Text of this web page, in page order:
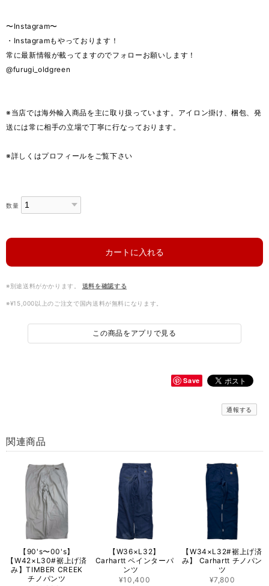
〜Instagram〜
・Instagramもやっております！
常に最新情報が載ってますのでフォローお願いします！
@furugi_oldgreen
※当店では海外輸入商品を主に取り扱っています。アイロン掛け、梱包、発
送には常に相手の立場で丁寧に行なっております。
※詳しくはプロフィールをご覧下さい
数量
カートに入れる
※別途送料がかかります。 送料を確認する
※¥15,000以上のご注文で国内送料が無料になります。
この商品をアプリで見る
Save
通報する
関連商品
【90's〜00's】
【W42×L30#裾上げ済
み】TIMBER CREEK
チノパンツ
【W36×L32】
Carhartt ペインターパ
ンツ
¥10,400
【W34×L32#裾上げ済
み】 Carhartt チノパン
ツ
¥7,800